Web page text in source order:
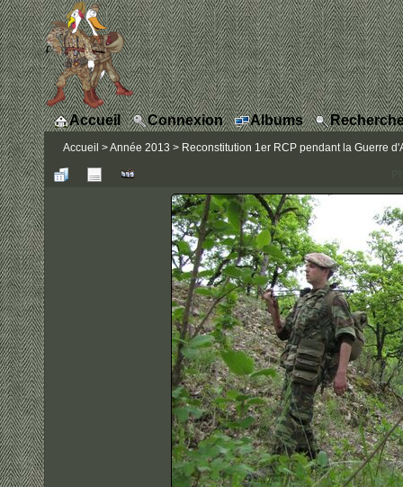
Accueil Connexion Albums
Accueil >Année 2013 > Reconstitution 1er RCP pendant la Guerre